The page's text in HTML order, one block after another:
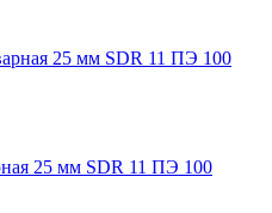
25 мм SDR 11 ПЭ 100